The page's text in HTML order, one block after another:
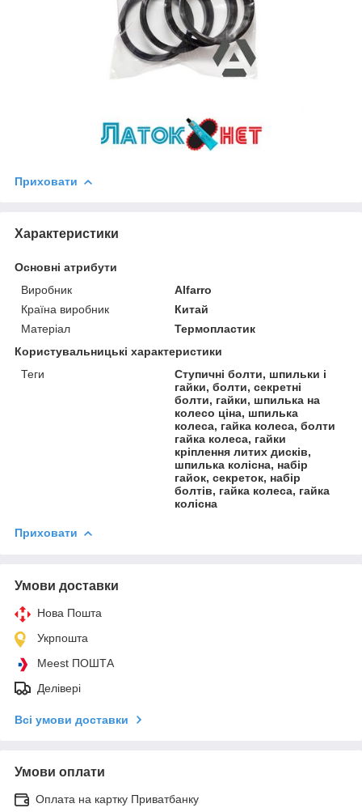
Приховати
Характеристики
Основні атрибути
Виробник
Alfarro
Країна виробник
Китай
Матеріал
Термопластик
Користувальницькі характеристики
Теги
Ступичні болти, шпильки і
гайки, болти, секретні
болти, гайки, шпилька на
колесо ціна, шпилька
колеса, гайка колеса, болти
гайка колеса, гайки
кріплення литих дисків,
шпилька колісна, набір
гайок, секреток, набір
болтів, гайка колеса, гайка
колісна
Приховати
Умови доставки
Нова Пошта
Укрпошта
Meest ПОШТА
Делівері
Всі умови доставки
Умови оплати
Оплата на картку Приватбанку